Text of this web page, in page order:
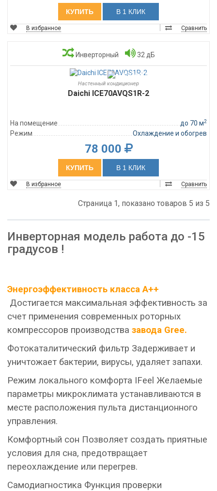
КУПИТЬ В 1 КЛИК
В избранное Сравнить
Инверторный 32 дБ
Настенный кондиционер
Daichi ICE70AVQS1R-2
На помещение до 70 м2
Режим Охлаждение и обогрев
78 000
КУПИТЬ В 1 КЛИК
В избранное Сравнить
Страница 1, показано товаров 5 из 5
Инверторная модель работа до -15
градусов !
Энергоэффективность класса A++
Достигается максимальная эффективность за
счет применения современных роторных
компрессоров производства завода Gree.
Фотокаталитический фильтр Задерживает и
уничтожает бактерии, вирусы, удаляет запахи.
Режим локального комфорта IFeel Желаемые
параметры микроклимата устанавливаются в
месте расположения пульта дистанционного
управления.
Комфортный сон Позволяет создать приятные
условия для сна, предотвращает
переохлаждение или перегрев.
Самодиагностика Функция проверки